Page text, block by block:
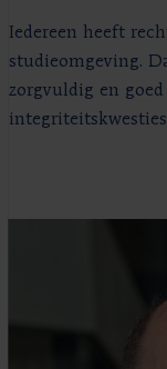
Iedereen heeft
studieomgeving.
zorgvuldig en